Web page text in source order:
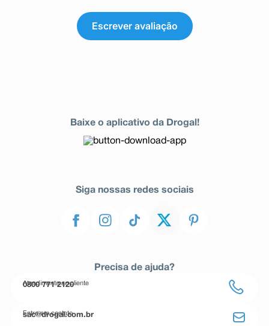
Escrever avaliação
Baixe o aplicativo da Drogal!
Siga nossas redes sociais
Precisa de ajuda?
Atendimento ao cliente
0800 771 2120
Entre em contato
sac@drogal.com.br